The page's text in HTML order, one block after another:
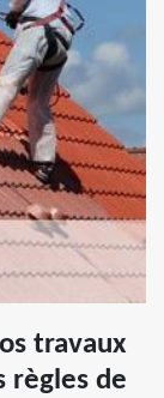
travaux
règles de